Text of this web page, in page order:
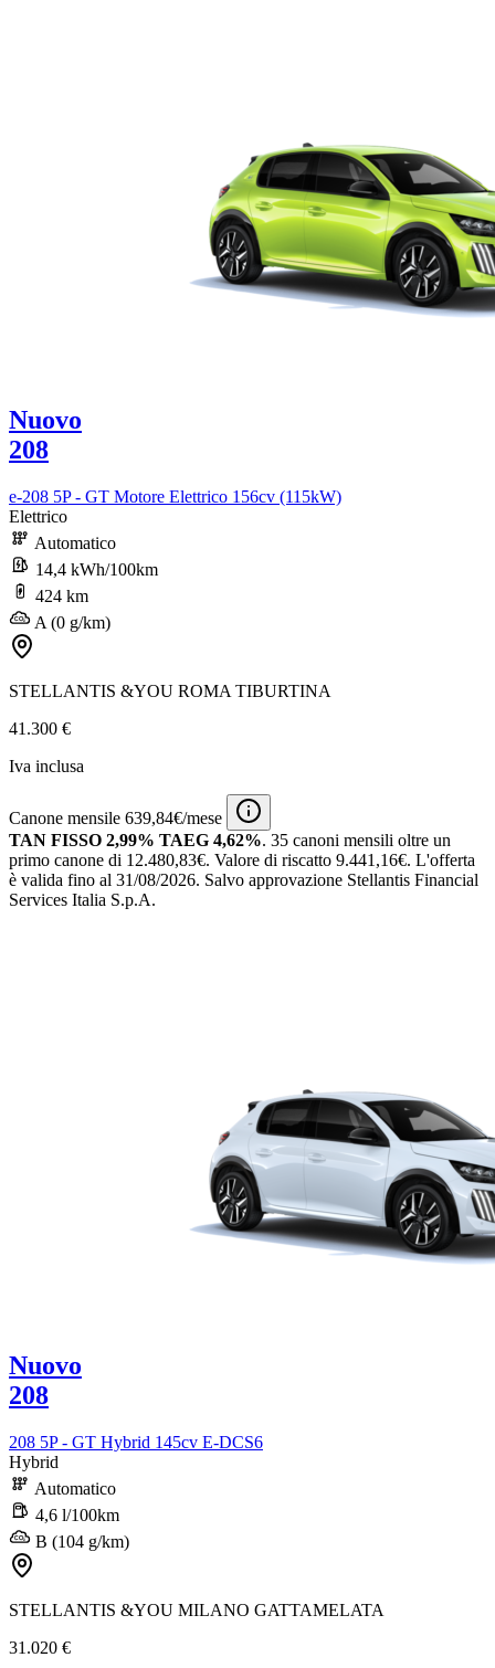
Nuovo
208
e-208 5P - GT Motore Elettrico 156cv (115kW)
Elettrico
Automatico
14,4 kWh/100km
424 km
A (0 g/km)
STELLANTIS &YOU ROMA TIBURTINA
41.300 €
Iva inclusa
Canone mensile 639,84€/mese
TAN FISSO 2,99% TAEG 4,62%. 35 canoni mensili oltre un
primo canone di 12.480,83€. Valore di riscatto 9.441,16€. L'offerta
è valida fino al 31/08/2026. Salvo approvazione Stellantis Financial
Services Italia S.p.A.
Nuovo
208
208 5P - GT Hybrid 145cv E-DCS6
Hybrid
Automatico
4,6 l/100km
B (104 g/km)
STELLANTIS &YOU MILANO GATTAMELATA
31.020 €